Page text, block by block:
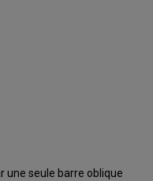
une seule barre oblique